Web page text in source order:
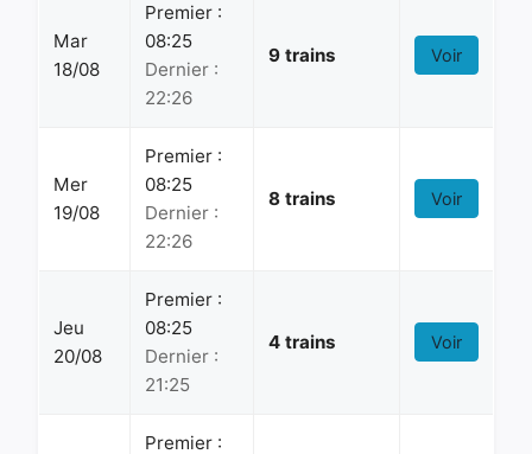
Mar
18/08
Premier :
08:25
Dernier :
22:26
9 trains Voir
Mer
19/08
Premier :
08:25
Dernier :
22:26
8 trains Voir
Jeu
20/08
Premier :
08:25
Dernier :
21:25
4 trains Voir
Premier :